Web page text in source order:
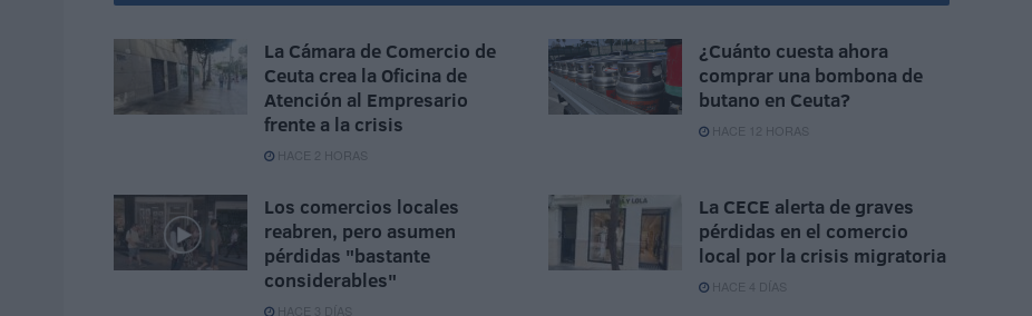
La Cámara de Comercio de
Ceuta crea la Oficina de
Atención al Empresario
frente a la crisis
HACE 2 HORAS
¿Cuánto cuesta ahora
comprar una bombona de
butano en Ceuta?
HACE 12 HORAS
Los comercios locales
reabren, pero asumen
pérdidas "bastante
considerables"
HACE 3 DÍAS
La CECE alerta de graves
pérdidas en el comercio
local por la crisis migratoria
HACE 4 DÍAS